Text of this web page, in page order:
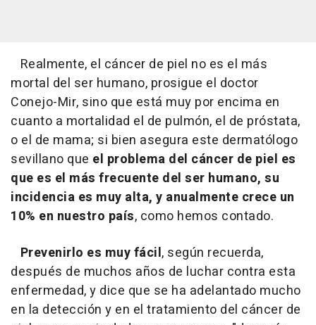
Realmente, el cáncer de piel no es el más
mortal del ser humano, prosigue el doctor
Conejo-Mir, sino que está muy por encima en
cuanto a mortalidad el de pulmón, el de próstata,
o el de mama; si bien asegura este dermatólogo
sevillano que el problema del cáncer de piel es
que es el más frecuente del ser humano, su
incidencia es muy alta, y anualmente crece un
10% en nuestro país, como hemos contado.
Prevenirlo es muy fácil, según recuerda,
después de muchos años de luchar contra esta
enfermedad, y dice que se ha adelantado mucho
en la detección y en el tratamiento del cáncer de